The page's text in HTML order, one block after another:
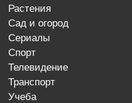
растения
сад и огород
сериалы
спорт
телевидение
транспорт
учеба